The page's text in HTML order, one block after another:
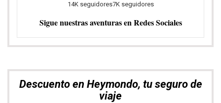
14K seguidores7K seguidores
Sigue nuestras aventuras en Redes Sociales
Descuento en Heymondo, tu seguro de
viaje